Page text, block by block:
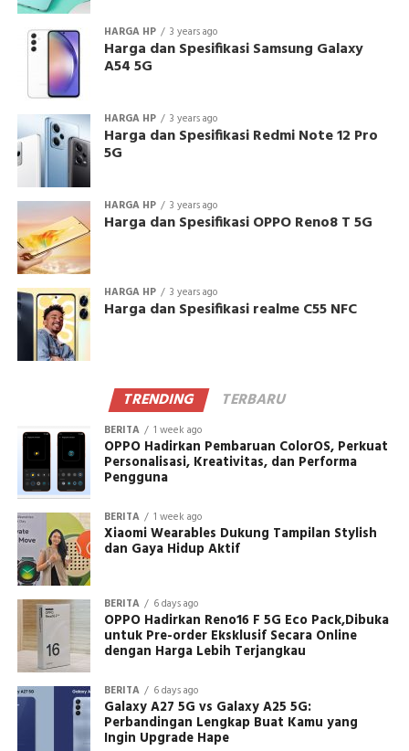
HARGA HP 3 years ago
Harga dan Spesifikasi Samsung Galaxy
A54 5G
HARGA HP 3 years ago
Harga dan Spesifikasi Redmi Note 12 Pro
5G
HARGA HP 3 years ago
Harga dan Spesifikasi OPPO Reno8 T 5G
HARGA HP 3 years ago
Harga dan Spesifikasi realme C55 NFC
TRENDING TERBARU
BERITA 1 week ago
OPPO Hadirkan Pembaruan ColorOS, Perkuat
Personalisasi, Kreativitas, dan Performa
Pengguna
BERITA 1 week ago
Xiaomi Wearables Dukung Tampilan Stylish
dan Gaya Hidup Aktif
BERITA 6 days ago
OPPO Hadirkan Reno16 F 5G Eco Pack,Dibuka
untuk Pre-order Eksklusif Secara Online
dengan Harga Lebih Terjangkau
BERITA 6 days ago
Galaxy A27 5G vs Galaxy A25 5G:
Perbandingan Lengkap Buat Kamu yang
Ingin Upgrade Hape